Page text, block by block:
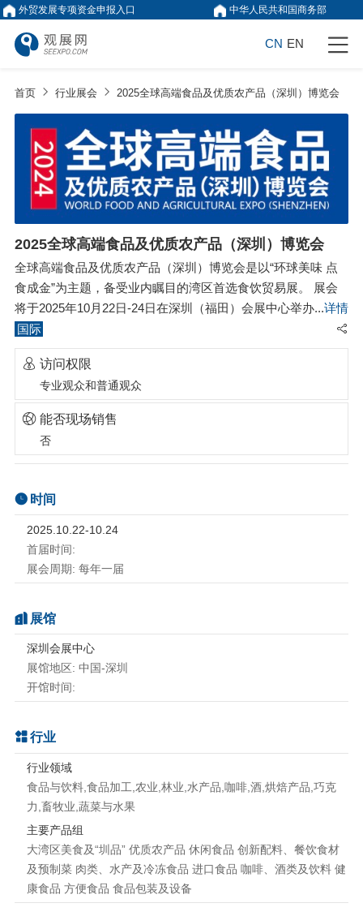
外贸发展专项资金申报入口 中华人民共和国商务部
CN EN
首页 行业展会 2025全球高端食品及优质农产品（深圳）博览会
2025全球高端食品及优质农产品（深圳）博览会
全球高端食品及优质农产品（深圳）博览会是以“环球美味 点
食成金”为主题，备受业内瞩目的湾区首选食饮贸易展。 展会
将于2025年10月22日-24日在深圳（福田）会展中心举办，共
10大展品品类，辐射大湾区产业资源优势，深度链接供应商采
购商，为企业搭建深港澳合作平台、国际食品安全交流平台、
农业科技展示平台，农业产业现代化推广平台、国际食品贸易
交易平台、餐饮及农业食品品牌推广平台。加强贸易往来，助
推深圳食品产业的发展；助推深圳成为国际优质、高端食品食
材集散中心，吸引全球食品及农业龙头企业落户深圳，推动招
商引资；助推乡村振兴长久、可持续发展，助推深港澳食品和
详情
国际
访问权限
专业观众和普通观众
能否现场销售
否
时间
2025.10.22-10.24
首届时间:
展会周期: 每年一届
展馆
深圳会展中心
展馆地区: 中国-深圳
开馆时间:
行业
行业领域
食品与饮料,食品加工,农业,林业,水产品,咖啡,酒,烘焙产品,巧克
力,畜牧业,蔬菜与水果
主要产品组
大湾区美食及“圳品” 优质农产品 休闲食品 创新配料、餐饮食材
及预制菜 肉类、水产及冷冻食品 进口食品 咖啡、酒类及饮料 健
康食品 方便食品 食品包装及设备